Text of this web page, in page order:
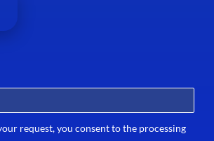
request, you consent to the processing